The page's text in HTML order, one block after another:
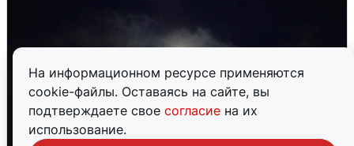
На информационном ресурсе применяются
cookie-файлы. Оставаясь на сайте, вы
подтверждаете свое согласие на их
использование.